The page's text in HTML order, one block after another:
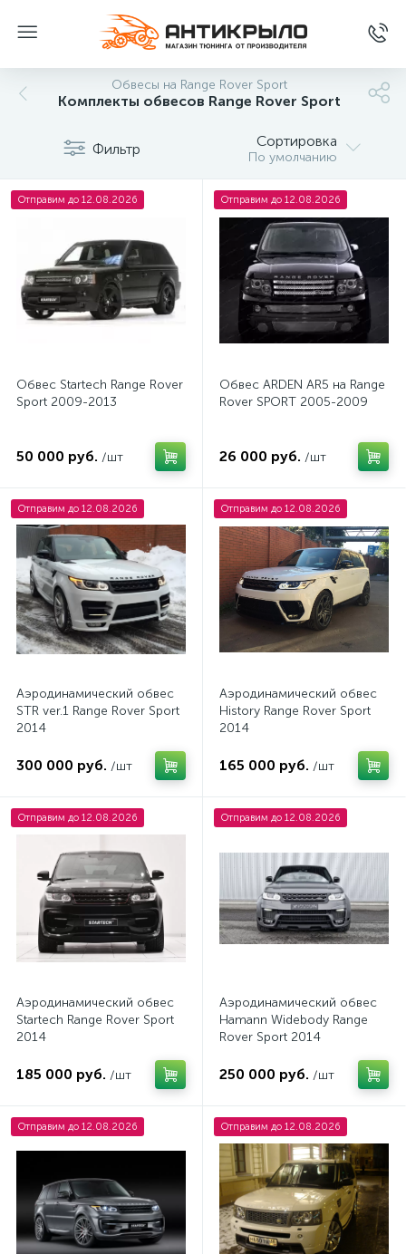
Обвесы на Range Rover Sport
Комплекты обвесов Range Rover Sport
Фильтр Сортировка
По умолчанию
Отправим до 12.08.2026
Обвес Startech Range Rover
Sport 2009-2013
50 000 руб. /шт
Отправим до 12.08.2026
Обвес ARDEN AR5 на Range
Rover SPORT 2005-2009
26 000 руб. /шт
Отправим до 12.08.2026
Аэродинамический обвес
STR ver.1 Range Rover Sport
2014
300 000 руб. /шт
Отправим до 12.08.2026
Аэродинамический обвес
History Range Rover Sport
2014
165 000 руб. /шт
Отправим до 12.08.2026
Аэродинамический обвес
Startech Range Rover Sport
2014
185 000 руб. /шт
Отправим до 12.08.2026
Аэродинамический обвес
Hamann Widebody Range
Rover Sport 2014
250 000 руб. /шт
Отправим до 12.08.2026 Отправим до 12.08.2026